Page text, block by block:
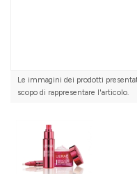
Le immagini dei prodotti
scopo di rappresentare l'articolo.